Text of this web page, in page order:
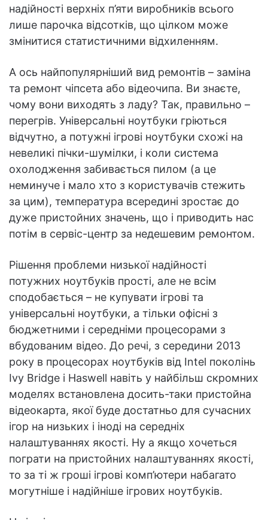
надійності верхніх п’яти виробників всього
лише парочка відсотків, що цілком може
змінитися статистичними відхиленням.
А ось найпопулярніший вид ремонтів – заміна
та ремонт чіпсета або відеочипа. Ви знаєте,
чому вони виходять з ладу? Так, правильно –
перегрів. Універсальні ноутбуки гріються
відчутно, а потужні ігрові ноутбуки схожі на
невеликі пічки-шумілки, і коли система
охолодження забивається пилом (а це
неминуче і мало хто з користувачів стежить
за цим), температура всередині зростає до
дуже пристойних значень, що і приводить нас
потім в сервіс-центр за недешевим ремонтом.
Рішення проблеми низької надійності
потужних ноутбуків прості, але не всім
сподобається – не купувати ігрові та
універсальні ноутбуки, а тільки офісні з
бюджетними і середніми процесорами з
вбудованим відео. До речі, з середини 2013
року в процесорах ноутбуків від Intel поколінь
Ivy Bridge і Haswell навіть у найбільш скромних
моделях встановлена досить-таки пристойна
відеокарта, якої буде достатньо для сучасних
ігор на низьких і іноді на середніх
налаштуваннях якості. Ну а якщо хочеться
пограти на пристойних налаштуваннях якості,
то за ті ж гроші ігрові комп’ютери набагато
могутніше і надійніше ігрових ноутбуків.